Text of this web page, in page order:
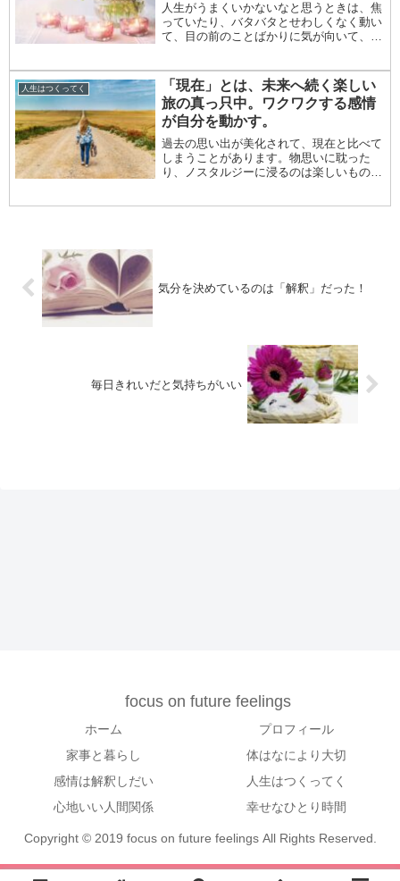
人生がうまくいかないなと思うときは、焦
っていたり、バタバタとせわしくなく動い
て、目の前のことばかりに気が向いて、周
ですが、どんなに優秀な人でも調子が悪く
なるときは、...
人生はつくってく
「現在」とは、未来へ続く楽しい
旅の真っ只中。ワクワクする感情
が自分を動かす。
過去の思い出が美化されて、現在と比べて
しまうことがあります。物思いに耽った
り、ノスタルジーに浸るのは楽しいもので
気分を決めているのは「解釈」だった！
毎日きれいだと気持ちがいい
focus on future feelings
ホーム
プロフィール
家事と暮らし
体はなにより大切
感情は解釈しだい
人生はつくってく
心地いい人間関係
幸せなひとり時間
Copyright © 2019 focus on future feelings All Rights Reserved.